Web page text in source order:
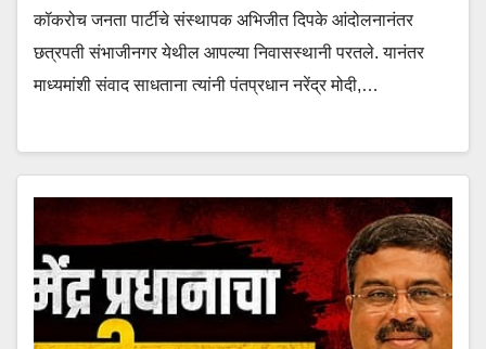
कॉकरोच जनता पार्टीचे संस्थापक अभिजीत दिपके आंदोलनानंतर
छत्रपती संभाजीनगर येथील आपल्या निवासस्थानी परतले. यानंतर
माध्यमांशी संवाद साधताना त्यांनी पंतप्रधान नरेंद्र मोदी,…